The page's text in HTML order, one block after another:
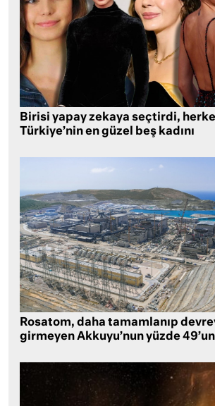
Birisi yapay zekaya seçtirdi,
Türkiye’nin en güzel beş kadını
Rosatom, daha tamamlanıp
girmeyen Akkuyu’nun yüzde